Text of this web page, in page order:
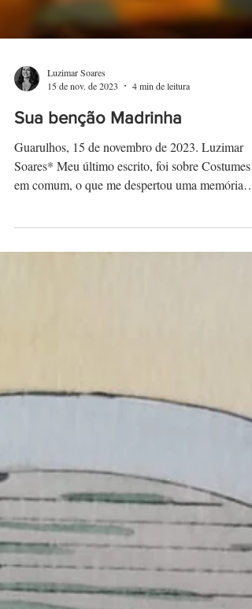
15 de nov. de 2023
4 min de leitura
Sua benção Madrinha
Guarulhos, 15 de novembro de 2023. Luzimar
Soares* Meu último escrito, foi sobre Costumes
dos...